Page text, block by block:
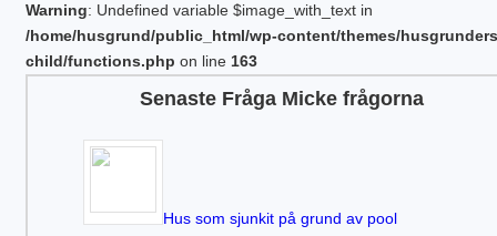
Warning: Undefined variable $image_with_text in
/home/husgrund/public_html/wp-content/themes/
child/functions.php on line 163
Senaste Fråga Micke frågorna
Hus som sjunkit på grund av pool